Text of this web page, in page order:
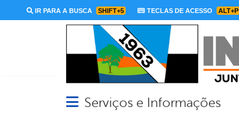
IR PARA A BUSCA SHIFT+5 TECLAS DE ACESSO ALT+P
Abrir menu principal de navegação
Serviços e Informações